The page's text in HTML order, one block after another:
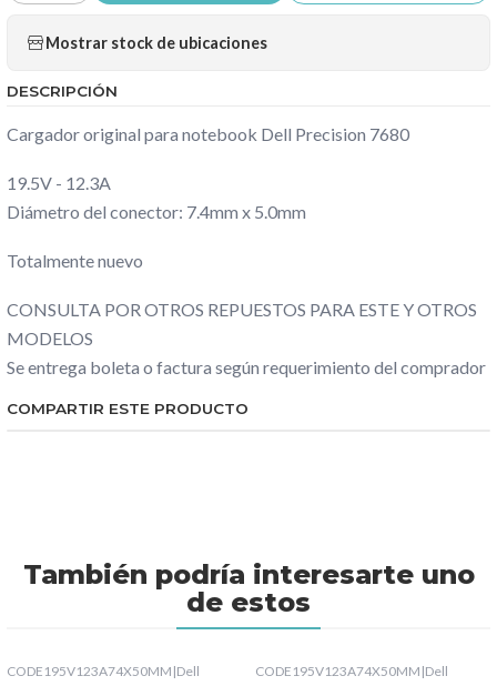
Mostrar stock de ubicaciones
DESCRIPCIÓN
Cargador original para notebook Dell Precision 7680
19.5V - 12.3A
Diámetro del conector: 7.4mm x 5.0mm
Totalmente nuevo
CONSULTA POR OTROS REPUESTOS PARA ESTE Y OTROS
MODELOS
Se entrega boleta o factura según requerimiento del comprador
COMPARTIR ESTE PRODUCTO
También podría interesarte uno
de estos
CODE195V123A74X50MM |Dell CODE195V123A74X50MM |Dell